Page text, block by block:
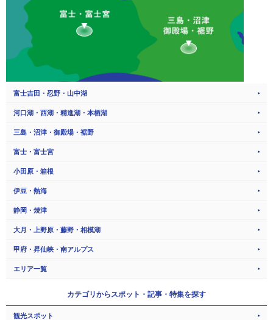
富士吉田・忍野・山中湖
河口湖・西湖・精進湖・本栖湖
三島・沼津・御殿場・裾野
富士・富士宮
小田原・箱根
伊豆・熱海
静岡・焼津
大月・上野原・藤野・相模湖
甲府・昇仙峡・南アルプス
エリア一覧
カテゴリからスポット・記事・特集を探す
観光スポット